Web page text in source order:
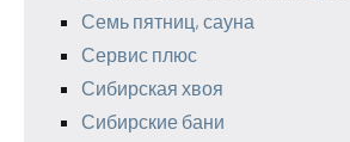
Семь пятниц, сауна
Сервис плюс
Сибирская хвоя
Сибирские бани